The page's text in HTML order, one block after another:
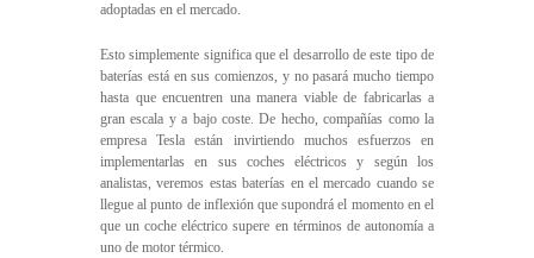
adoptadas en el mercado.
Esto simplemente significa que el desarrollo de este tipo de
baterías está en sus comienzos, y no pasará mucho tiempo
hasta que encuentren una manera viable de fabricarlas a
gran escala y a bajo coste. De hecho, compañías como la
empresa Tesla están invirtiendo muchos esfuerzos en
implementarlas en sus coches eléctricos y según los
analistas, veremos estas baterías en el mercado cuando se
llegue al punto de inflexión que supondrá el momento en el
que un coche eléctrico supere en términos de autonomía a
uno de motor térmico.